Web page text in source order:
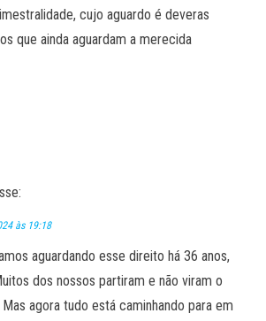
cujo aguardo é deveras
que ainda aguardam a merecida
às 19:18
aguardando esse direito há 36 anos,
dos nossos partiram e não viram o
agora tudo está caminhando para em